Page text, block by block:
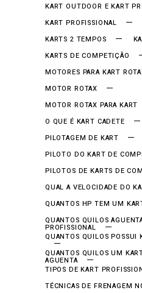
KART OUTDOOR E KART
KART PROFISSIONAL
KARTS 2 TEMPOS
KARTS DE COMPETIÇÃO
MOTORES PARA KART
MOTOR ROTAX
MOTOR ROTAX PARA KART
O QUE É KART CADETE
PILOTAGEM DE KART
PILOTO DO KART DE
PILOTOS DE KARTS DE
QUAL A VELOCIDADE DO
QUANTOS HP TEM UM
QUANTOS QUILOS
PROFISSIONAL
QUANTOS QUILOS POSSUI
QUANTOS QUILOS UM
AGUENTA
TIPOS DE KART
TÉCNICAS DE FRENAGEM